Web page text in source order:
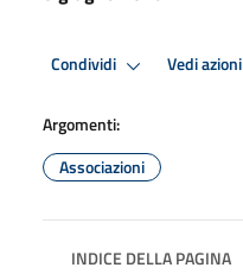
Condividi Vedi azioni
Argomenti:
Associazioni
INDICE DELLA PAGINA